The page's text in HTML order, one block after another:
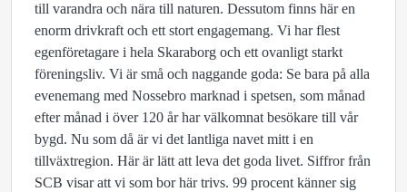
till varandra och nära till naturen. Dessutom finns här en
enorm drivkraft och ett stort engagemang. Vi har flest
egenföretagare i hela Skaraborg och ett ovanligt starkt
föreningsliv. Vi är små och naggande goda: Se bara på alla
evenemang med Nossebro marknad i spetsen, som månad
efter månad i över 120 år har välkomnat besökare till vår
bygd. Nu som då är vi det lantliga navet mitt i en
tillväxtregion. Här är lätt att leva det goda livet. Siffror från
SCB visar att vi som bor här trivs. 99 procent känner sig